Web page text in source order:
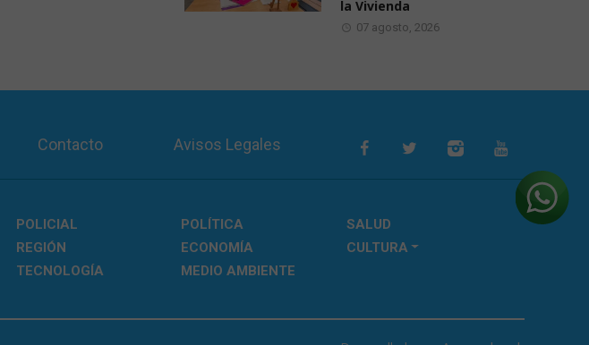
la Vivienda
07 agosto, 2026
Contacto Avisos Legales
POLICIAL POLÍTICA
SALUD
REGIÓN ECONOMÍA
CULTURA
TECNOLOGÍA MEDIO AMBIENTE